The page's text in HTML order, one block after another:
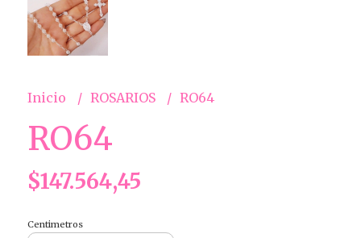
Inicio ROSARIOS RO64
RO64
$147.564,45
Centimetros